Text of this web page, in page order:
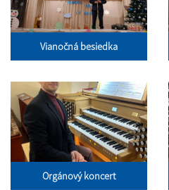
Vianočná besiedka
Orgánový koncert